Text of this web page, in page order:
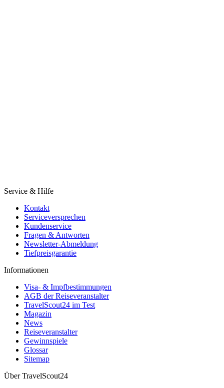
Service & Hilfe
Kontakt
Serviceversprechen
Kundenservice
Fragen & Antworten
Newsletter-Abmeldung
Tiefpreisgarantie
Informationen
Visa- & Impfbestimmungen
AGB der Reiseveranstalter
TravelScout24 im Test
Magazin
News
Reiseveranstalter
Gewinnspiele
Glossar
Sitemap
Über TravelScout24